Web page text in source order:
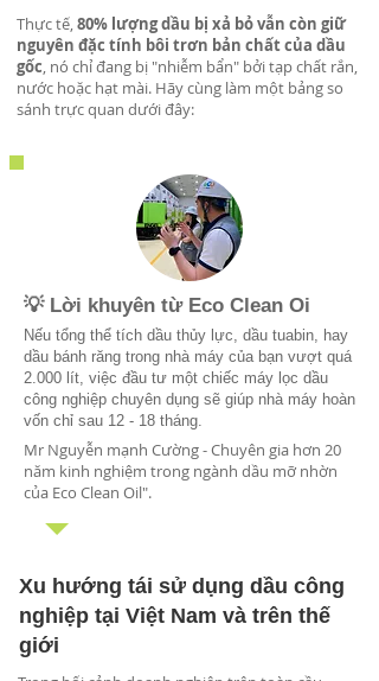
Thực tế,80% lượng dầu bị xả bỏ vẫn còn giữ
nguyên đặc tính bôi trơn bản chất của dầu
gốc, nó chỉ đang bị "nhiễm bẩn" bởi tạp chất rắn,
nước hoặc hạt mài. Hãy cùng làm một bảng so
sánh trực quan dưới đây:
💡 Lời khuyên từ Eco Clean Oi
Nếu tổng thể tích dầu thủy lực, dầu tuabin, hay
dầu bánh răng trong nhà máy của bạn vượt quá
2.000 lít, việc đầu tư một chiếc máy lọc dầu
công nghiệp chuyên dụng sẽ giúp nhà máy hoàn
vốn chỉ sau 12 - 18 tháng.
Mr Nguyễn mạnh Cường - Chuyên gia hơn 20
năm kinh nghiệm trong ngành dầu mỡ nhờn
của Eco Clean Oil".
Xu hướng tái sử dụng dầu công
nghiệp tại Việt Nam và trên thế
giới